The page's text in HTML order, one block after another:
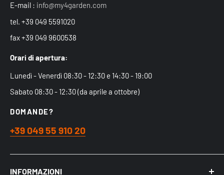
E-mail : info@my4garden.com
tel. +39 049 5591020
fax +39 049 9600538
Orari di apertura:
Lunedì - Venerdì 08:30 - 12:30 e 14:30 - 19:00
Sabato 08:30 - 12:30 (da aprile a ottobre)
DOMANDE?
+39 049 55 910 20
INFORMAZIONI